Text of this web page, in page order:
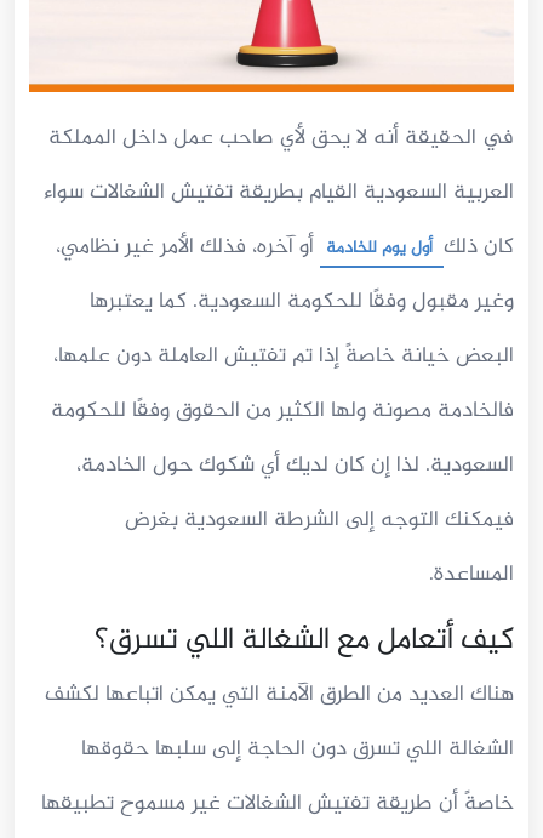
في الحقيقة أنه لا يحق لأي صاحب عمل داخل المملكة
العربية السعودية القيام بطريقة تفتيش الشغالات سواء
كان ذلك أول يوم للخادمة أو آخره، فذلك الأمر غير نظامي،
وغير مقبول وفقًا للحكومة السعودية. كما يعتبرها
البعض خيانة خاصةً إذا تم تفتيش العاملة دون علمها،
فالخادمة مصونة ولها الكثير من الحقوق وفقًا للحكومة
السعودية. لذا إن كان لديك أي شكوك حول الخادمة،
فيمكنك التوجه إلى الشرطة السعودية بغرض
المساعدة.
كيف أتعامل مع الشغالة اللي تسرق؟
هناك العديد من الطرق الآمنة التي يمكن اتباعها لكشف
الشغالة اللي تسرق دون الحاجة إلى سلبها حقوقها
خاصةً أن طريقة تفتيش الشغالات غير مسموح تطبيقها